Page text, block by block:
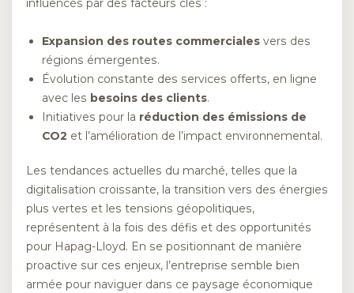
Expansion des routes commerciales vers des
régions émergentes.
Évolution constante des services offerts, en ligne
avec les besoins des clients.
Initiatives pour la réduction des émissions de
CO2 et l’amélioration de l’impact environnemental.
Les tendances actuelles du marché, telles que la
digitalisation croissante, la transition vers des énergies
plus vertes et les tensions géopolitiques,
représentent à la fois des défis et des opportunités
pour Hapag-Lloyd. En se positionnant de manière
proactive sur ces enjeux, l’entreprise semble bien
armée pour naviguer dans ce paysage économique